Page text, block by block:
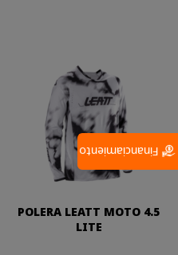
POLERA LEATT MOTO 4.5
LITE
Financiamiento